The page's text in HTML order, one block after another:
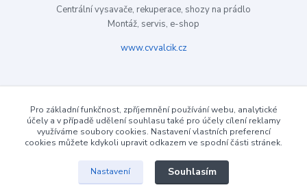
Centrální vysavače, rekuperace, shozy na prádlo
Montáž, servis, e-shop
www.cvvalcik.cz
Pro základní funkčnost, zpříjemnění používání webu, analytické
účely a v případě udělení souhlasu také pro účely cílení reklamy
využíváme soubory cookies. Nastavení vlastních preferencí
cookies můžete kdykoli upravit odkazem ve spodní části stránek.
Nastavení Souhlasím